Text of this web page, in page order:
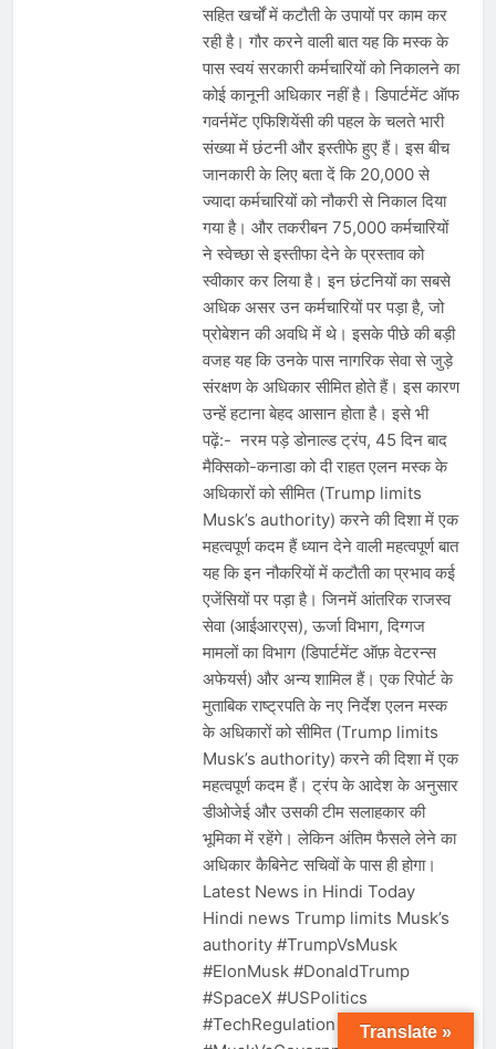
सहित खर्चों में कटौती के उपायों पर काम कर
रही है। गौर करने वाली बात यह कि मस्क के
पास स्वयं सरकारी कर्मचारियों को निकालने का
कोई कानूनी अधिकार नहीं है। डिपार्टमेंट ऑफ
गवर्नमेंट एफिशियेंसी की पहल के चलते भारी
संख्या में छंटनी और इस्तीफे हुए हैं। इस बीच
जानकारी के लिए बता दें कि 20,000 से
ज्यादा कर्मचारियों को नौकरी से निकाल दिया
गया है। और तकरीबन 75,000 कर्मचारियों
ने स्वेच्छा से इस्तीफा देने के प्रस्ताव को
स्वीकार कर लिया है। इन छंटनियों का सबसे
अधिक असर उन कर्मचारियों पर पड़ा है, जो
प्रोबेशन की अवधि में थे। इसके पीछे की बड़ी
वजह यह कि उनके पास नागरिक सेवा से जुड़े
संरक्षण के अधिकार सीमित होते हैं। इस कारण
उन्हें हटाना बेहद आसान होता है। इसे भी
पढ़ें:- नरम पड़े डोनाल्ड ट्रंप, 45 दिन बाद
मैक्सिको-कनाडा को दी राहत एलन मस्क के
अधिकारों को सीमित (Trump limits
Musk’s authority) करने की दिशा में एक
महत्वपूर्ण कदम हैं ध्यान देने वाली महत्वपूर्ण बात
यह कि इन नौकरियों में कटौती का प्रभाव कई
एजेंसियों पर पड़ा है। जिनमें आंतरिक राजस्व
सेवा (आईआरएस), ऊर्जा विभाग, दिग्गज
मामलों का विभाग (डिपार्टमेंट ऑफ़ वेटरन्स
अफेयर्स) और अन्य शामिल हैं। एक रिपोर्ट के
मुताबिक राष्ट्रपति के नए निर्देश एलन मस्क
के अधिकारों को सीमित (Trump limits
Musk’s authority) करने की दिशा में एक
महत्वपूर्ण कदम हैं। ट्रंप के आदेश के अनुसार
डीओजेई और उसकी टीम सलाहकार की
भूमिका में रहेंगे। लेकिन अंतिम फैसले लेने का
अधिकार कैबिनेट सचिवों के पास ही होगा।
Latest News in Hindi Today
Hindi news Trump limits Musk’s
authority #TrumpVsMusk
#ElonMusk #DonaldTrump
#SpaceX #USPolitics
#TechRegulation
Translate »